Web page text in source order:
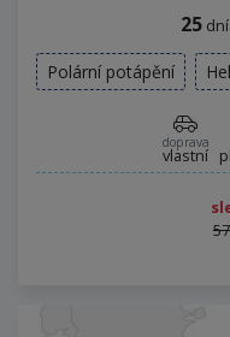
25 dní
Polární potápění
doprava
vlastní